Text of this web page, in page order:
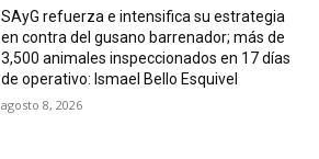
SAyG refuerza e intensifica su estrategia
en contra del gusano barrenador; más de
3,500 animales inspeccionados en 17 días
de operativo: Ismael Bello Esquivel
agosto 8, 2026